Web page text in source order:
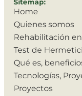
Sitemap:
Home
Quienes somos
Rehabilitación
Test de
Qué es,
Tecnologías,
Proyectos